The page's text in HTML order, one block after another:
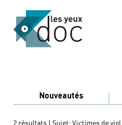
Nouveautés
2 résultats | Sujet: Victimes de viol